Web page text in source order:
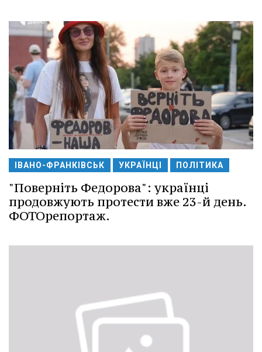
ІВАНО-ФРАНКІВСЬК УКРАЇНЦІ ПОЛІТИКА
"Поверніть Федорова": українці
продовжують протести вже 23-й день.
ФОТОрепортаж.